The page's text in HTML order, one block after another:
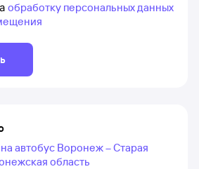
обработку персональных данных
автобус Воронеж – Старая
область